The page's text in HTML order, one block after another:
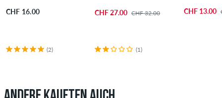
CHF 16.00
(2)
CHF 27.00 CHF 32.00
(1)
CHF 13.00